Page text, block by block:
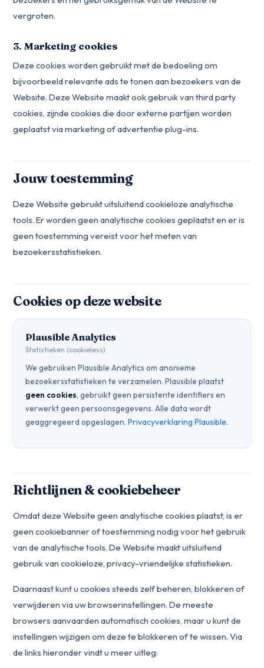
vergroten.
3. Marketing cookies
Deze cookies worden gebruikt met de bedoeling om
bijvoorbeeld relevante ads te tonen aan bezoekers van de
Website. Deze Website maakt ook gebruik van third party
cookies, zijnde cookies die door externe partijen worden
geplaatst via marketing of advertentie plug-ins.
Jouw toestemming
Deze Website gebruikt uitsluitend cookieloze analytische
tools. Er worden geen analytische cookies geplaatst en er is
geen toestemming vereist voor het meten van
bezoekersstatistieken.
Cookies op deze website
Plausible Analytics
Statistieken (cookieless)
We gebruiken Plausible Analytics om anonieme
bezoekersstatistieken te verzamelen. Plausible plaatst
geen cookies, gebruikt geen persistente identifiers en
verwerkt geen persoonsgegevens. Alle data wordt
geaggregeerd opgeslagen.Privacyverklaring Plausible.
Richtlijnen & cookiebeheer
Omdat deze Website geen analytische cookies plaatst, is er
geen cookiebanner of toestemming nodig voor het gebruik
van de analytische tools. De Website maakt uitsluitend
gebruik van cookieloze, privacy-vriendelijke statistieken.
Daarnaast kunt u cookies steeds zelf beheren, blokkeren of
verwijderen via uw browserinstellingen. De meeste
browsers aanvaarden automatisch cookies, maar u kunt de
instellingen wijzigen om deze te blokkeren of te wissen. Via
de links hieronder vindt u meer uitleg: